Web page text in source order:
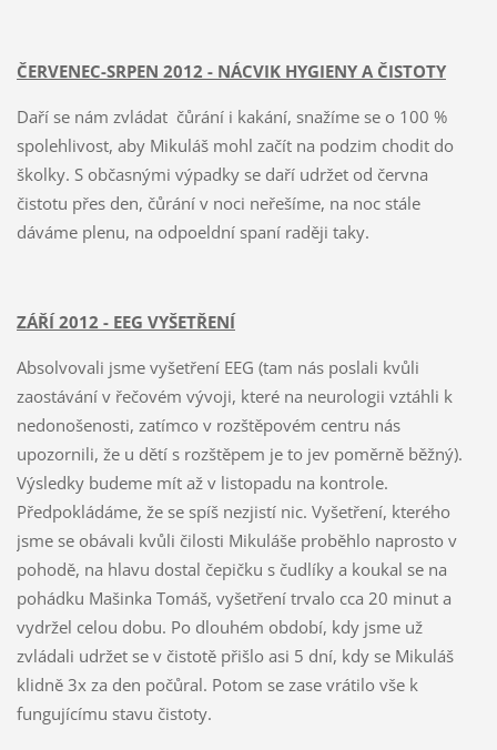
ČERVENEC-SRPEN 2012 - NÁCVIK HYGIENY A ČISTOTY
Daří se nám zvládat čůrání i kakání, snažíme se o 100 %
spolehlivost, aby Mikuláš mohl začít na podzim chodit do
školky. S občasnými výpadky se daří udržet od června
čistotu přes den, čůrání v noci neřešíme, na noc stále
dáváme plenu, na odpoeldní spaní raději taky.
ZÁŘÍ 2012 - EEG VYŠETŘENÍ
Absolvovali jsme vyšetření EEG (tam nás poslali kvůli
zaostávání v řečovém vývoji, které na neurologii vztáhli k
nedonošenosti, zatímco v rozštěpovém centru nás
upozornili, že u dětí s rozštěpem je to jev poměrně běžný).
Výsledky budeme mít až v listopadu na kontrole.
Předpokládáme, že se spíš nezjistí nic. Vyšetření, kterého
jsme se obávali kvůli čilosti Mikuláše proběhlo naprosto v
pohodě, na hlavu dostal čepičku s čudlíky a koukal se na
pohádku Mašinka Tomáš, vyšetření trvalo cca 20 minut a
vydržel celou dobu. Po dlouhém období, kdy jsme už
zvládali udržet se v čistotě přišlo asi 5 dní, kdy se Mikuláš
klidně 3x za den počůral. Potom se zase vrátilo vše k
fungujícímu stavu čistoty.